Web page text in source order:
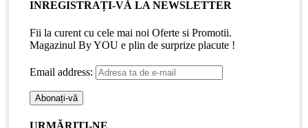
INREGISTRAȚI-VĂ LA NEWSLETTER
Fii la curent cu cele mai noi Oferte si Promotii.
Magazinul By YOU e plin de surprize placute !
Email address:
URMĂRIȚI-NE